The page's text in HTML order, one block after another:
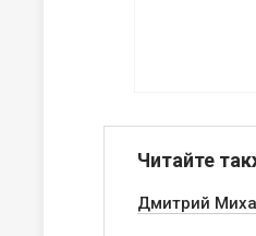
Читайте
Дмитрий